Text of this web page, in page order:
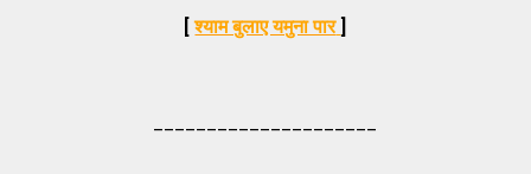
[श्याम बुलाए यमुना पार ]